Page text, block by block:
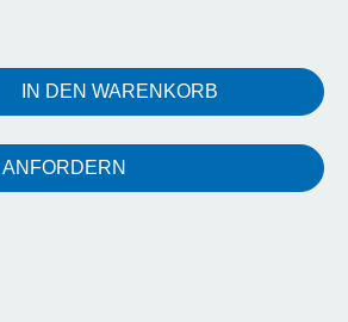
gewünschten Wert ein
IN DEN WARENKORB